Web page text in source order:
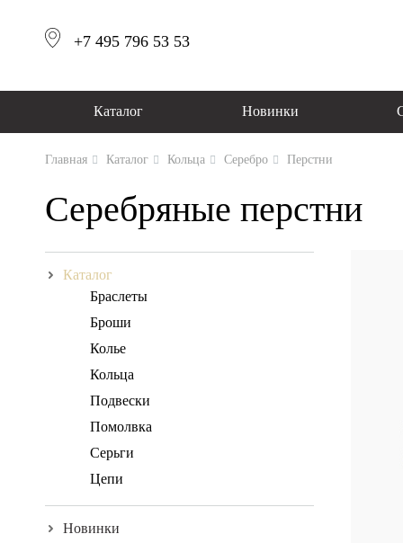
+7 495 796 53 53
Каталог Новинки
Главная Каталог Кольца Серебро Перстни
Серебряные перстни
Каталог
Браслеты
Броши
Колье
Кольца
Подвески
Помолвка
Серьги
Цепи
Новинки